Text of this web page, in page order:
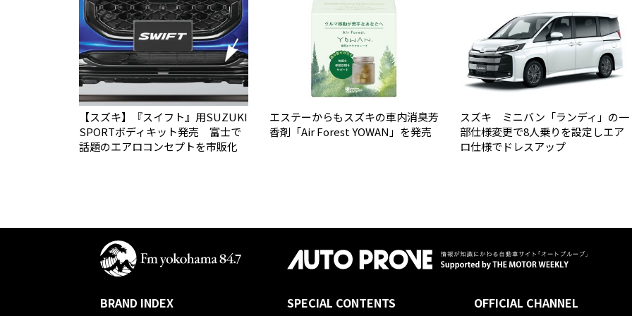
【スズキ】『スイフト』用SUZUKI
SPORTボディキット発売 富士で
話題のエアロコンセプトを市販化
エステーからもスズキの車内消臭芳
香剤「Air Forest YOWAN」を発売
スズキ ミニバン「ランディ」の一
部仕様変更で8人乗りを設定しエア
ロ仕様でドレスアップ
BRAND INDEX SPECIAL CONTENTS OFFICIAL CHANNEL